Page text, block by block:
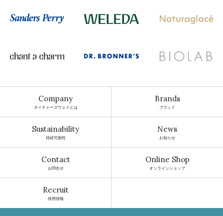
Company
ネイチャーズウェイとは
Brands
ブランド
Sustainability
持続可能性
News
お知らせ
Contact
お問合せ
Online Shop
オンラインショップ
Recruit
採用情報